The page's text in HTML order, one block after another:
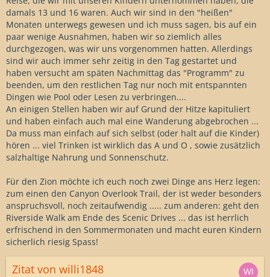
damals 13 und 16 waren. Auch wir sind in den "heißen"
Monaten unterwegs gewesen und ich muss sagen, bis auf ein
paar wenige Ausnahmen, haben wir so ziemlich alles
durchgezogen, was wir uns vorgenommen hatten. Allerdings
sind wir auch immer sehr zeitig in den Tag gestartet und
haben versucht am späten Nachmittag das "Programm" zu
beenden, um den restlichen Tag nur noch mit entspannten
Dingen wie Pool oder Lesen zu verbringen....
An einigen Stellen haben wir auf Grund der Hitze kapituliert
und haben einfach auch mal eine Wanderung abgebrochen ...
Da muss man einfach auf sich selbst (oder halt auf die Kinder)
hören ... viel Trinken ist wirklich das A und O , sowie zusätzlich
salzhaltige Nahrung und Sonnenschutz.
Für den Zion möchte ich euch noch zwei Dinge ans Herz legen:
zum einen den Canyon Overlook Trail, der ist weder besonders
anspruchsvoll, noch zeitaufwendig ..... zum anderen: geht den
Riverside Walk am Ende des Scenic Drives ... das ist herrlich
erfrischend in den Sommermonaten und macht euren Kindern
sicherlich riesig Spass!
Zitat von willi1848